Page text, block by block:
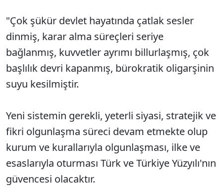
"Çok şükür devlet hayatında çatlak sesler
dinmiş, karar alma süreçleri seriye
bağlanmış, kuvvetler ayrımı billurlaşmış, çok
başlılık devri kapanmış, bürokratik oligarşinin
suyu kesilmiştir.
Yeni sistemin gerekli, yeterli siyasi, stratejik ve
fikri olgunlaşma süreci devam etmekte olup
kurum ve kurallarıyla olgunlaşması, ilke ve
esaslarıyla oturması Türk ve Türkiye Yüzyılı'nın
güvencesi olacaktır.